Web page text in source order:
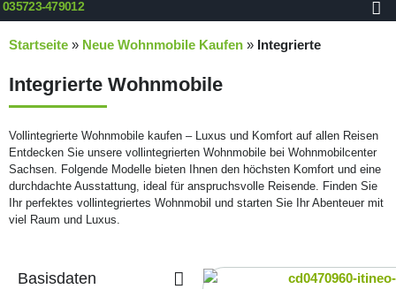
035723-479012
Startseite » Neue Wohnmobile Kaufen » Integrierte
Integrierte Wohnmobile
Vollintegrierte Wohnmobile kaufen – Luxus und Komfort auf allen Reisen
Entdecken Sie unsere vollintegrierten Wohnmobile bei Wohnmobilcenter
Sachsen. Folgende Modelle bieten Ihnen den höchsten Komfort und eine
durchdachte Ausstattung, ideal für anspruchsvolle Reisende. Finden Sie
Ihr perfektes vollintegriertes Wohnmobil und starten Sie Ihr Abenteuer mit
viel Raum und Luxus.
Basisdaten